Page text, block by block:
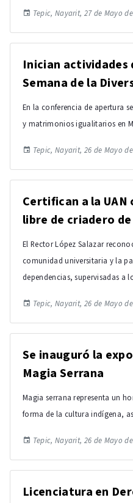
Tepic, Nayarit, 27 de Mayo
Inician actividades
Semana de la
En la conferencia de apertura
y matrimonios igualitarios en
Tepic, Nayarit, 26 de Mayo
Certifican a la UAN
libre de criadero
El Rector López Salazar
comunidad universitaria y la
dependencias, supervisadas a
Tepic, Nayarit, 26 de Mayo
Se inauguró la
Magia Serrana
Magia serrana representa un
forma de la cultura indígena,
Tepic, Nayarit, 26 de Mayo
Licenciatura en